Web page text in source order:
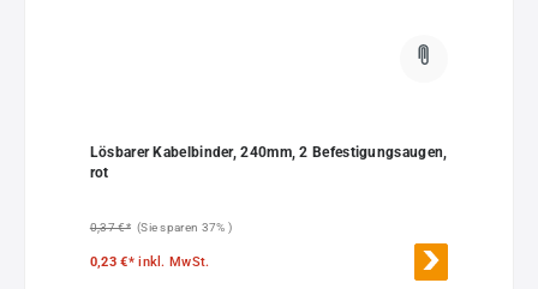
Lösbarer Kabelbinder, 240mm, 2 Befestigungsaugen,
rot
0,37 €* (Sie sparen 37% )
0,23 €*inkl. MwSt.